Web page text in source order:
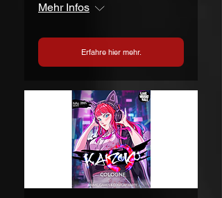
Mehr Infos
Erfahre hier mehr.